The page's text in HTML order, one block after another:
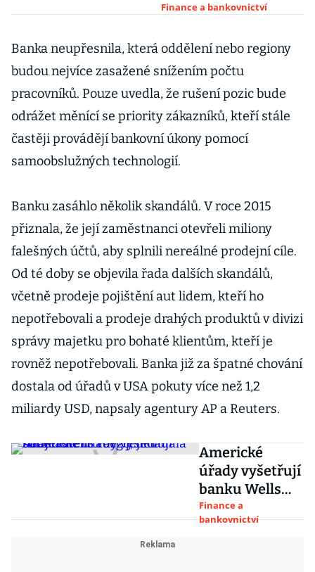
Finance a bankovnictví
Banka neupřesnila, která oddělení nebo regiony
budou nejvíce zasažené snížením počtu
pracovníků. Pouze uvedla, že rušení pozic bude
odrážet měnící se priority zákazníků, kteří stále
častěji provádějí bankovní úkony pomocí
samoobslužných technologií.
Banku zasáhlo několik skandálů. V roce 2015
přiznala, že její zaměstnanci otevřeli miliony
falešných účtů, aby splnili nereálné prodejní cíle.
Od té doby se objevila řada dalších skandálů,
včetně prodeje pojištění aut lidem, kteří ho
nepotřebovali a prodeje drahých produktů v divizi
správy majetku pro bohaté klientům, kteří je
rovněž nepotřebovali. Banka již za špatné chování
dostala od úřadů v USA pokuty více než 1,2
miliardy USD, napsaly agentury AP a Reuters.
Americké
úřady vyšetřují
banku Wells
Fargo, ukládala
údaje klientů
Finance a
bankovnictví